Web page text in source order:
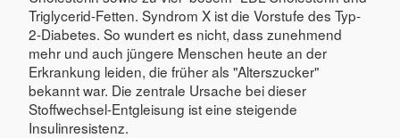
Triglycerid-Fetten. Syndrom X ist die Vorstufe des Typ-
2-Diabetes. So wundert es nicht, dass zunehmend
mehr und auch jüngere Menschen heute an der
Erkrankung leiden, die früher als "Alterszucker"
bekannt war. Die zentrale Ursache bei dieser
Stoffwechsel-Entgleisung ist eine steigende
Insulinresistenz.